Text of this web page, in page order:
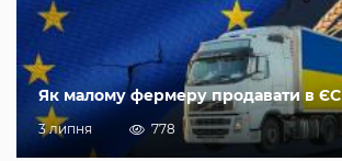
Як малому фермеру продавати в ЄС
3 липня 778